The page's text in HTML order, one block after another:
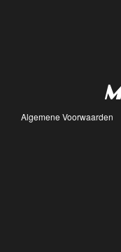
Algemene Voorwaarden